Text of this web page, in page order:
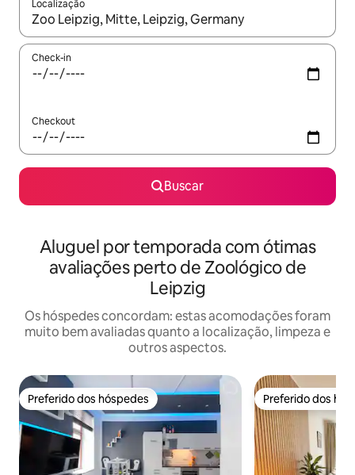
Localização
Quando os resultados estiverem disponíveis, explore-os
Check-in
Checkout
Buscar
Aluguel por temporada com ótimas
avaliações perto de Zoológico de
Leipzig
Os hóspedes concordam: estas acomodações foram
muito bem avaliadas quanto a localização, limpeza e
outros aspectos.
Preferido dos hóspedes
Preferido dos hóspedes Preferido dos
Preferido dos